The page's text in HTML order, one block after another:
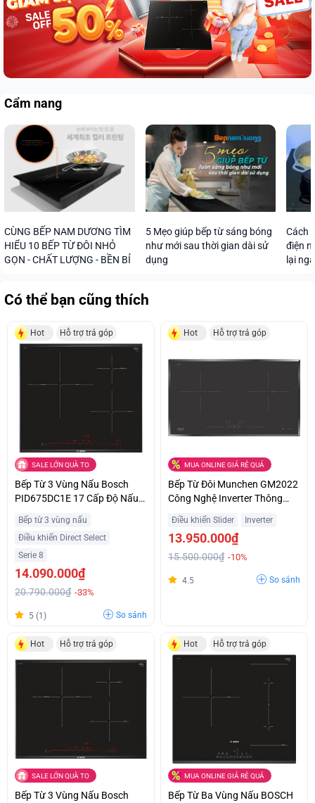
Cẩm nang
CÙNG BẾP NAM DƯƠNG TÌM
HIỂU 10 BẾP TỪ ĐÔI NHỎ
GỌN - CHẤT LƯỢNG - BỀN BỈ
5 Mẹo giúp bếp từ sáng bóng
như mới sau thời gian dài sử
dụng
Cách
điện
lại
Có thể bạn cũng thích
Hot Hỗ trợ trả góp
SALE LỚN QUÀ TO
Bếp Từ 3 Vùng Nấu Bosch
PID675DC1E 17 Cấp Độ Nấu
Bếp từ 3 vùng nấu
Điều khiển Direct Select
Serie 8
14.090.000₫
20.790.000₫ -33%
5 (1) So sánh
Hot Hỗ trợ trả góp
MUA ONLINE GIÁ RẺ QUÁ
Bếp Từ Đôi Munchen GM2022
Công Nghệ Inverter Thông
Điều khiển Slider Inverter
13.950.000₫
15.500.000₫ -10%
4.5 So sánh
Hot Hỗ trợ trả góp
SALE LỚN QUÀ TO
Bếp Từ 3 Vùng Nấu Bosch
Hot Hỗ trợ trả góp
MUA ONLINE GIÁ RẺ QUÁ
Bếp Từ Ba Vùng Nấu BOSCH